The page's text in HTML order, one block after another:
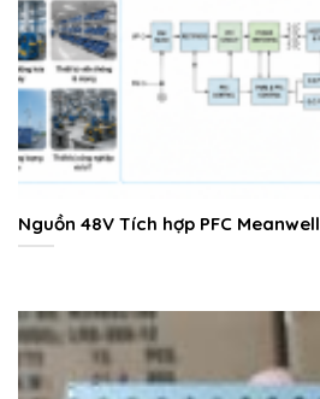
Nguồn 48V Tích hợp PFC Meanwell